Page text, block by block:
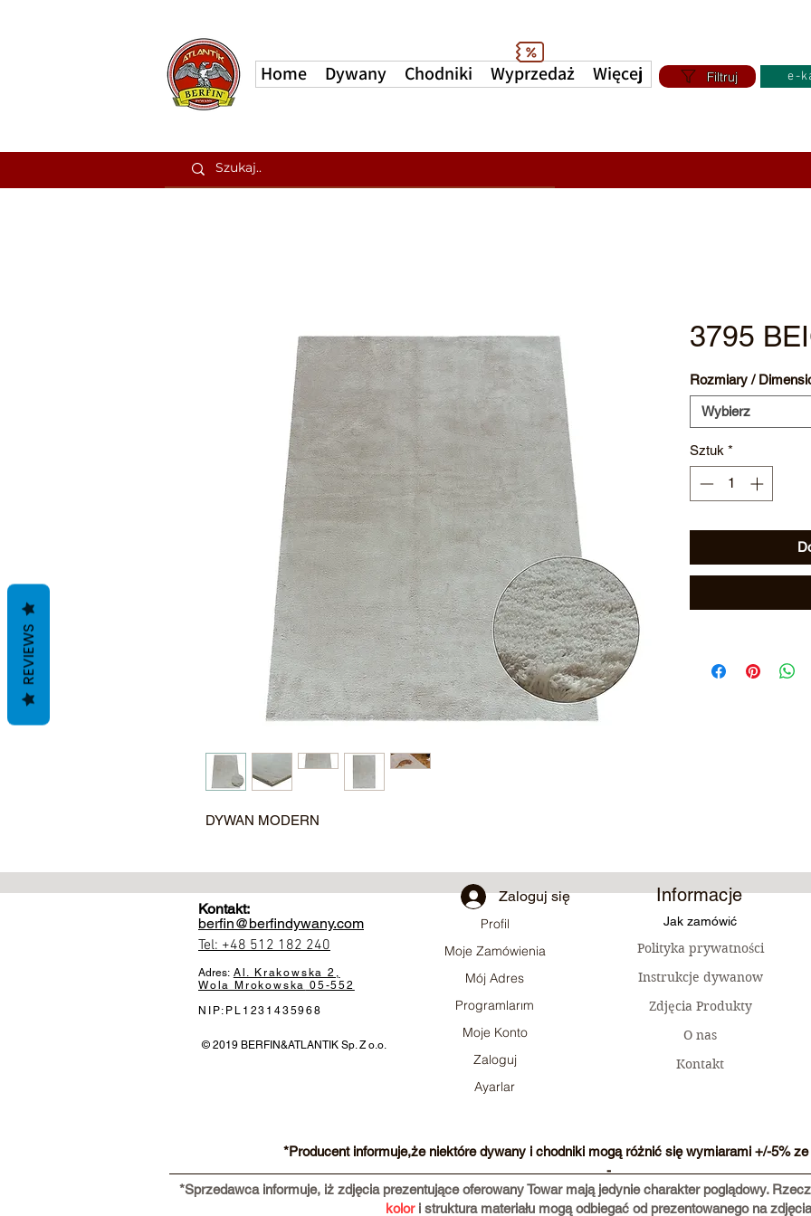
Home Dywany Chodniki Wyprzedaż Więcej Filtruj e-
DYWAN MODERN
3795
Rozmiary /
Wybierz
Sztuk *
Kontakt:
berfin@berfindywany.com
Tel: +48 512 182 240
Adres: Al. Krakowska 2,
Wola Mrokowska 05-552
NIP:PL1231435968
© 2019 BERFIN&ATLANTIK Sp. Z o.o.
Zaloguj się Informacje
Profil
Moje Zamówienia
Mój Adres
Programlarım
Moje Konto
Zaloguj
Ayarlar
Jak zamówić
Polityka prywatności
Instrukcje dywanow
Zdjęcia Produkty
O nas
Kontakt
*Producent informuje,że niektóre dywany i chodniki mogą różnić się wymiarami +/-5% ze
-
*Sprzedawca informuje, iż zdjęcia prezentujące oferowany Towar mają jedynie charakter poglądowy.
kolori struktura materiału mogą odbiegać od prezentowanego na
REVIEWS